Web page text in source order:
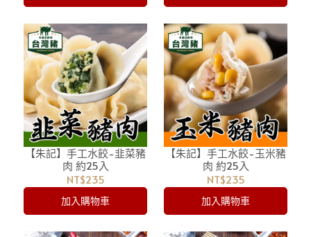
【朱記】手工水餃-韭菜豬
肉 約25入
NT$235
加入購物車
【朱記】手工水餃-玉米豬
肉 約25入
NT$235
加入購物車